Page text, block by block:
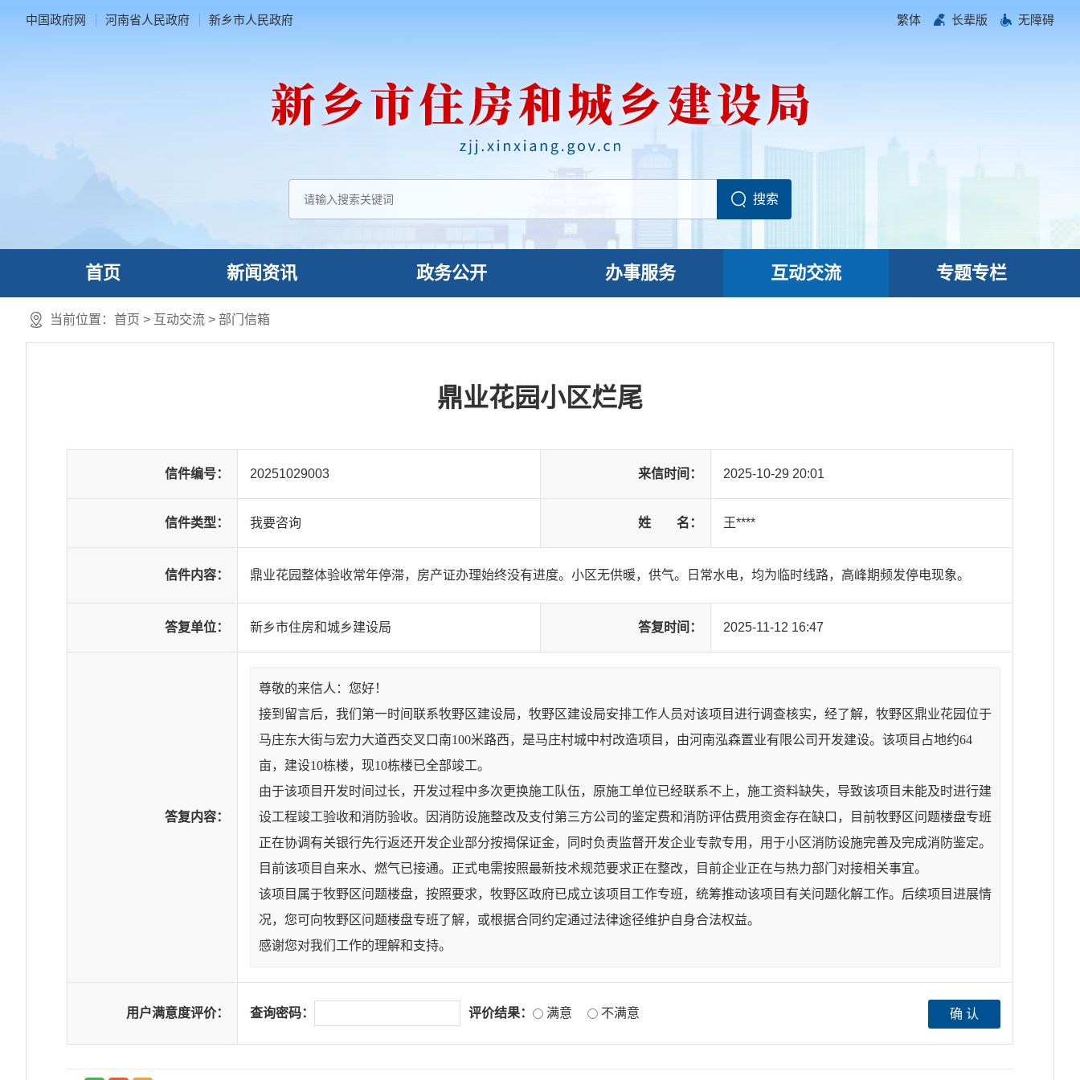
中国政府网 河南省人民政府 新乡市人民政府 繁体 长辈版 无障碍
首页 新闻资讯 政务公开 办事服务 互动交流 专题专栏
当前位置： 首页 > 互动交流 > 部门信箱
鼎业花园小区烂尾
信件编号： 20251029003 来信时间： 2025-10-29 20:01
信件类型： 我要咨询 姓 名： 王****
信件内容： 鼎业花园整体验收常年停滞，房产证办理始终没有进度。小区无供暖，供气。日常水电，均为临时线路，高峰期频发停电现象。
答复单位： 新乡市住房和城乡建设局 答复时间： 2025-11-12 16:47
答复内容：
尊敬的来信人：您好！
接到留言后，我们第一时间联系牧野区建设局，牧野区建设局安排工作人员对该项目进行调查核实，经了解，牧野区鼎业花园位于
马庄东大街与宏力大道西交叉口南100米路西，是马庄村城中村改造项目，由河南泓森置业有限公司开发建设。该项目占地约64
亩，建设10栋楼，现10栋楼已全部竣工。
由于该项目开发时间过长，开发过程中多次更换施工队伍，原施工单位已经联系不上，施工资料缺失，导致该项目未能及时进行建
设工程竣工验收和消防验收。因消防设施整改及支付第三方公司的鉴定费和消防评估费用资金存在缺口，目前牧野区问题楼盘专班
正在协调有关银行先行返还开发企业部分按揭保证金，同时负责监督开发企业专款专用，用于小区消防设施完善及完成消防鉴定。
目前该项目自来水、燃气已接通。正式电需按照最新技术规范要求正在整改，目前企业正在与热力部门对接相关事宜。
该项目属于牧野区问题楼盘，按照要求，牧野区政府已成立该项目工作专班，统筹推动该项目有关问题化解工作。后续项目进展情
况，您可向牧野区问题楼盘专班了解，或根据合同约定通过法律途径维护自身合法权益。
感谢您对我们工作的理解和支持。
用户满意度评价： 查询密码： 评价结果： 满意 不满意